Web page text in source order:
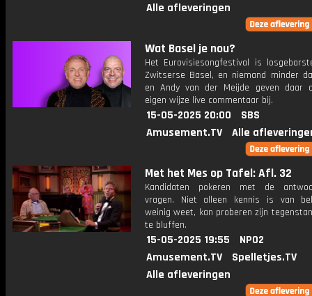
Alle afleveringen
Wat Basel je nou?
Het Eurovisiesongfestival is
Zwitserse Basel, en niemand minder
en Andy van der Meijde geven daar
eigen wijze live commentaar bij.
15-05-2025 20:00
SBS
Amusement.TV
Alle
Met het Mes op Tafel: Afl. 32
Kandidaten pokeren met de
vragen. Niet alleen kennis is van
weinig weet, kan proberen zijn
te bluffen.
15-05-2025 19:55
NPO2
Amusement.TV
Spelletjes.TV
Alle afleveringen